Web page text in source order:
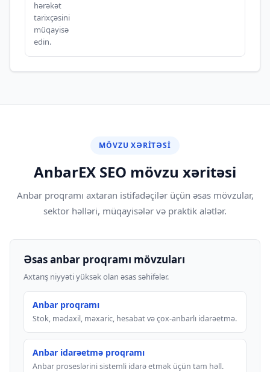
hərəkət
tarixçəsini
müqayisə
edin.
MÖVZU XƏRITƏSI
AnbarEX SEO mövzu xəritəsi
Anbar proqramı axtaran istifadəçilər üçün əsas mövzular,
sektor həlləri, müqayisələr və praktik alətlər.
Əsas anbar proqramı mövzuları
Axtarış niyyəti yüksək olan əsas səhifələr.
Anbar proqramı
Stok, mədaxil, məxaric, hesabat və çox-anbarlı idarəetmə.
Anbar idarəetmə proqramı
Anbar proseslərini sistemli idarə etmək üçün tam həll.